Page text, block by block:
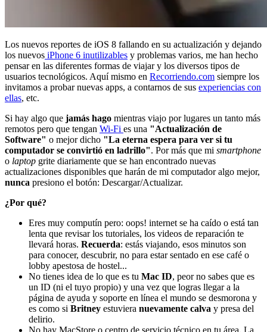
Los nuevos reportes de iOS 8 fallando en su actualización y dejando
los nuevos iPhone 6 inutilizables y problemas varios, me han hecho
pensar en las diferentes formas de viajar y los diversos tipos de
usuarios tecnológicos. Aquí mismo en Recorriendo.com siempre los
invitamos a probar nuevas apps, a contarnos de sus experiencias con
ellas, etc.
Si hay algo que jamás hago mientras viajo por lugares un tanto más
remotos pero que tengan Wi-Fi es una "Actualización de
Software" o mejor dicho "La eterna espera para ver si tu
computador se convirtió en ladrillo". Por más que mi smartphone
o laptop grite diariamente que se han encontrado nuevas
actualizaciones disponibles que harán de mi computador algo mejor,
nunca presiono el botón: Descargar/Actualizar.
¿Por qué?
Eres muy computín pero: oops! internet se ha caído o está tan
lenta que revisar los tutoriales, los videos de reparación te
llevará horas. Recuerda: estás viajando, esos minutos son
para conocer, descubrir, no para estar sentado en ese café o
lobby apestosa de hostel...
No tienes idea de lo que es tu Mac ID, peor no sabes que es
un ID (ni el tuyo propio) y una vez que logras llegar a la
página de ayuda y soporte en línea el mundo se desmorona y
es como si Britney estuviera nuevamente calva y presa del
delirio.
No hay MacStore o centro de servicio técnico en tu área. La